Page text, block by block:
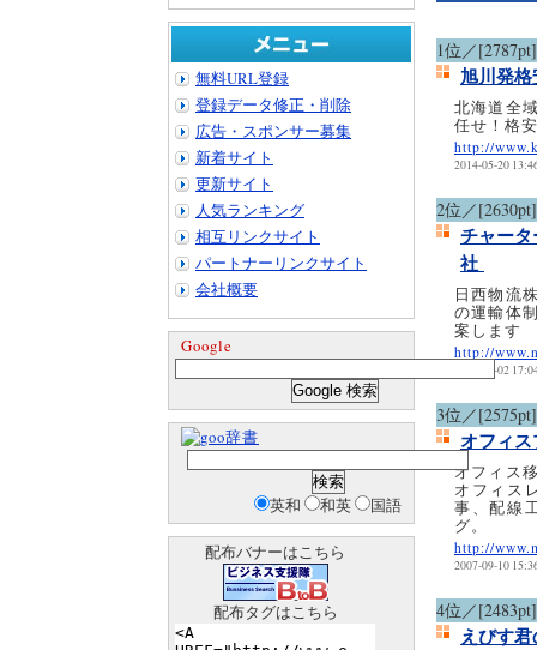
1位／[2787pt]
旭川発
北海道全
任せ！格
http://
2014-05-20
2位／[2630pt]
チャー
社
日西物流
の運輸体
案します
http://
2008-04-02
3位／[2575pt]
オフィ
オフィス
オフィス
事、配線
グ。
http://
2007-09-10
4位／[2483pt]
えびす
無料URL登録
登録データ修正・削除
広告・スポンサー募集
新着サイト
更新サイト
人気ランキング
相互リンクサイト
パートナーリンクサイト
会社概要
Google
辞書
英和 和英 国語
配布バナーはこちら
配布タグはこちら